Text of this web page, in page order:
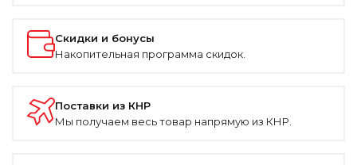
Скидки и бонусы
Накопительная программа скидок.
Поставки из КНР
Мы получаем весь товар напрямую из КНР.